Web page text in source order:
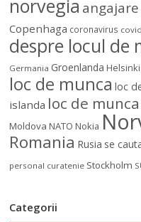
norvegia
Copenhaga coronavirus
despre locul de
Germania Groenlanda Helsinki
loc de munca loc
islanda loc de
Moldova NATO Nokia
Romania Rusia se
personal curatenie Stockholm
Categorii